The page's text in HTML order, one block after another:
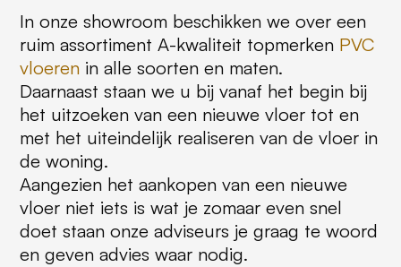
In onze showroom beschikken we over een
ruim assortiment A-kwaliteit topmerken PVC
vloerenin alle soorten en maten.
Daarnaast staan we u bij vanaf het begin bij
het uitzoeken van een nieuwe vloer tot en
met het uiteindelijk realiseren van de vloer in
de woning.
Aangezien het aankopen van een nieuwe
vloer niet iets is wat je zomaar even snel
doet staan onze adviseurs je graag te woord
en geven advies waar nodig.